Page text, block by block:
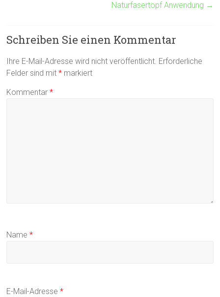
Naturfasertopf Anwendung →
Schreiben Sie einen Kommentar
Ihre E-Mail-Adresse wird nicht veröffentlicht. Erforderliche
Felder sind mit* markiert
Kommentar*
Name*
E-Mail-Adresse*